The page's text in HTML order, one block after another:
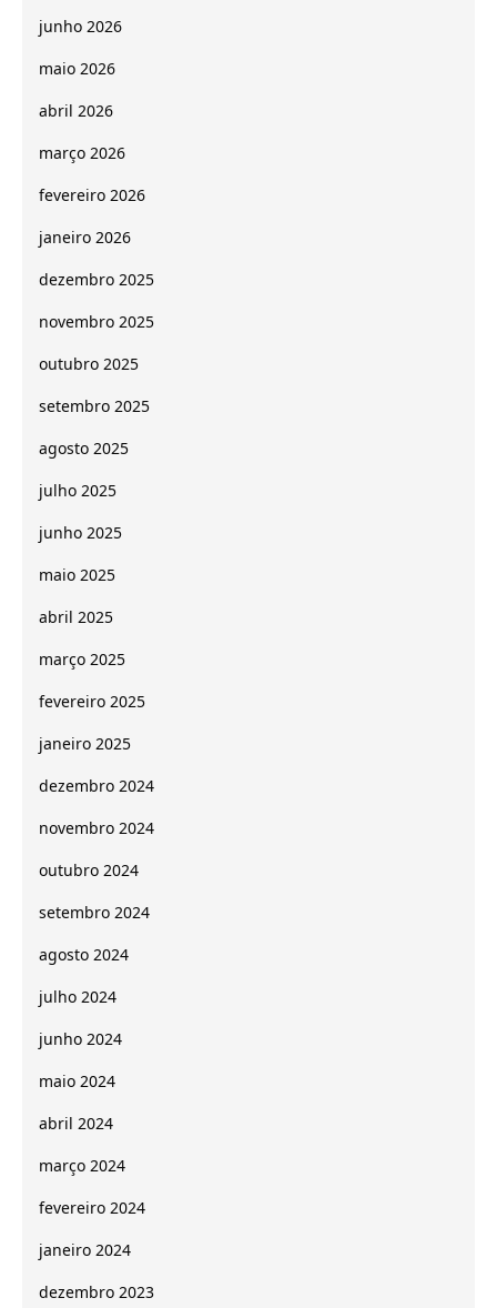
junho 2026
maio 2026
abril 2026
março 2026
fevereiro 2026
janeiro 2026
dezembro 2025
novembro 2025
outubro 2025
setembro 2025
agosto 2025
julho 2025
junho 2025
maio 2025
abril 2025
março 2025
fevereiro 2025
janeiro 2025
dezembro 2024
novembro 2024
outubro 2024
setembro 2024
agosto 2024
julho 2024
junho 2024
maio 2024
abril 2024
março 2024
fevereiro 2024
janeiro 2024
dezembro 2023